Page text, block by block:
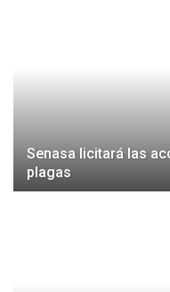
Senasa licitará las
plagas